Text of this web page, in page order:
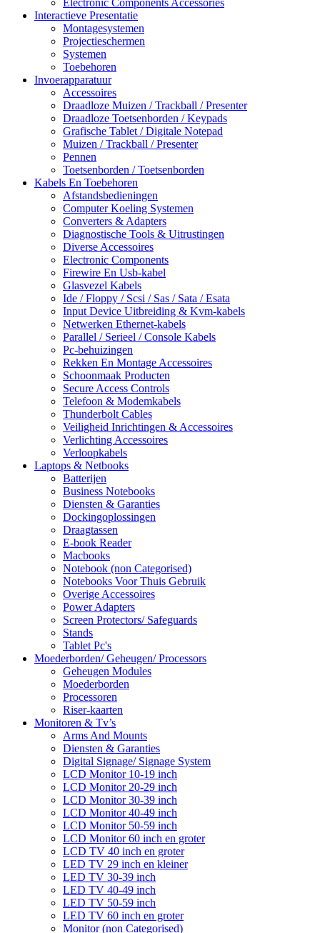
Electronic Components Accessories
Interactieve Presentatie
Montagesystemen
Projectieschermen
Systemen
Toebehoren
Invoerapparatuur
Accessoires
Draadloze Muizen / Trackball / Presenter
Draadloze Toetsenborden / Keypads
Grafische Tablet / Digitale Notepad
Muizen / Trackball / Presenter
Pennen
Toetsenborden / Toetsenborden
Kabels En Toebehoren
Afstandsbedieningen
Computer Koeling Systemen
Converters & Adapters
Diagnostische Tools & Uitrustingen
Diverse Accessoires
Electronic Components
Firewire En Usb-kabel
Glasvezel Kabels
Ide / Floppy / Scsi / Sas / Sata / Esata
Input Device Uitbreiding & Kvm-kabels
Netwerken Ethernet-kabels
Parallel / Serieel / Console Kabels
Pc-behuizingen
Rekken En Montage Accessoires
Schoonmaak Producten
Secure Access Controls
Telefoon & Modemkabels
Thunderbolt Cables
Veiligheid Inrichtingen & Accessoires
Verlichting Accessoires
Verloopkabels
Laptops & Netbooks
Batterijen
Business Notebooks
Diensten & Garanties
Dockingoplossingen
Draagtassen
E-book Reader
Macbooks
Notebook (non Categorised)
Notebooks Voor Thuis Gebruik
Overige Accessoires
Power Adapters
Screen Protectors/ Safeguards
Stands
Tablet Pc's
Moederborden/ Geheugen/ Processors
Geheugen Modules
Moederborden
Processoren
Riser-kaarten
Monitoren & Tv’s
Arms And Mounts
Diensten & Garanties
Digital Signage/ Signage System
LCD Monitor 10-19 inch
LCD Monitor 20-29 inch
LCD Monitor 30-39 inch
LCD Monitor 40-49 inch
LCD Monitor 50-59 inch
LCD Monitor 60 inch en groter
LCD TV 40 inch en groter
LED TV 29 inch en kleiner
LED TV 30-39 inch
LED TV 40-49 inch
LED TV 50-59 inch
LED TV 60 inch en groter
Monitor (non Categorised)